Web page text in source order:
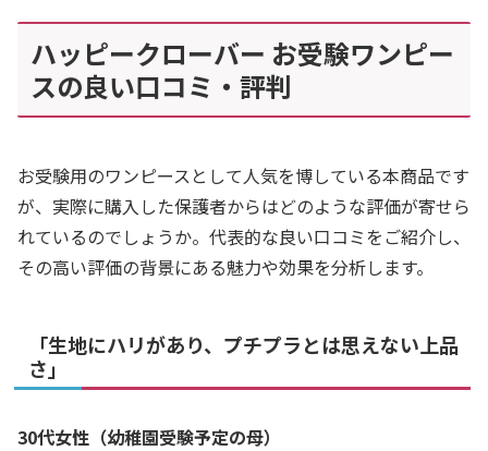
ハッピークローバー お受験ワンピー
スの良い口コミ・評判
お受験用のワンピースとして人気を博している本商品です
が、実際に購入した保護者からはどのような評価が寄せら
れているのでしょうか。代表的な良い口コミをご紹介し、
その高い評価の背景にある魅力や効果を分析します。
「生地にハリがあり、プチプラとは思えない上品
さ」
30代女性（幼稚園受験予定の母）